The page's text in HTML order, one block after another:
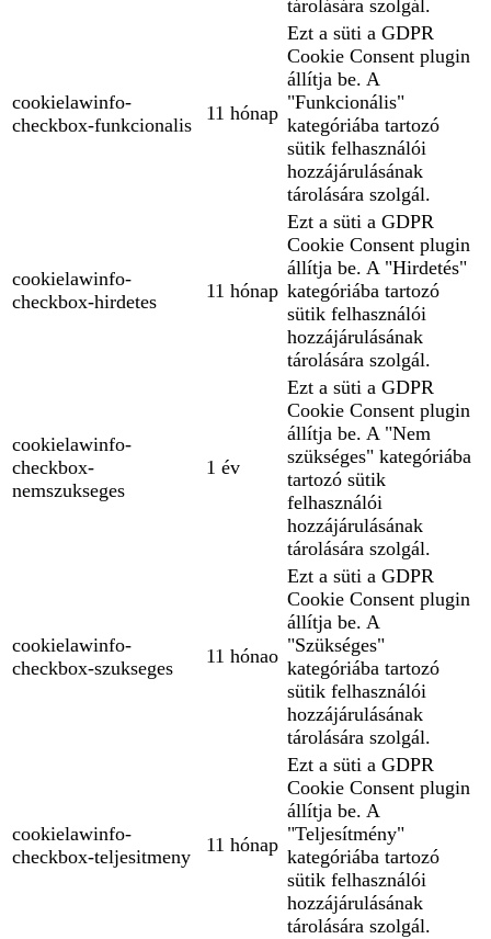
tárolására szolgál.
cookielawinfo-
checkbox-funkcionalis
11 hónap
Ezt a süti a GDPR
Cookie Consent plugin
állítja be. A
"Funkcionális"
kategóriába tartozó
sütik felhasználói
hozzájárulásának
tárolására szolgál.
cookielawinfo-
checkbox-hirdetes
11 hónap
Ezt a süti a GDPR
Cookie Consent plugin
állítja be. A "Hirdetés"
kategóriába tartozó
sütik felhasználói
hozzájárulásának
tárolására szolgál.
cookielawinfo-
checkbox-
nemszukseges
1 év
Ezt a süti a GDPR
Cookie Consent plugin
állítja be. A "Nem
szükséges" kategóriába
tartozó sütik
felhasználói
hozzájárulásának
tárolására szolgál.
cookielawinfo-
checkbox-szukseges
11 hónao
Ezt a süti a GDPR
Cookie Consent plugin
állítja be. A
"Szükséges"
kategóriába tartozó
sütik felhasználói
hozzájárulásának
tárolására szolgál.
cookielawinfo-
checkbox-teljesitmeny
11 hónap
Ezt a süti a GDPR
Cookie Consent plugin
állítja be. A
"Teljesítmény"
kategóriába tartozó
sütik felhasználói
hozzájárulásának
tárolására szolgál.